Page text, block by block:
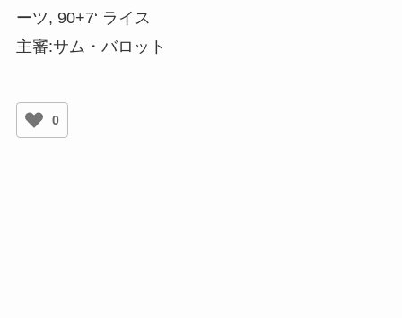
ーツ, 90+7‘ ライス
主審:サム・バロット
0